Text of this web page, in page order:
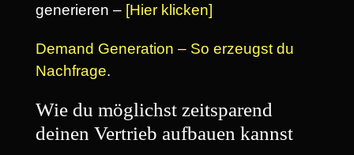
generieren – [Hier klicken]
Demand Generation – So erzeugst du
Nachfrage.
Wie du möglichst zeitsparend
deinen Vertrieb aufbauen kannst